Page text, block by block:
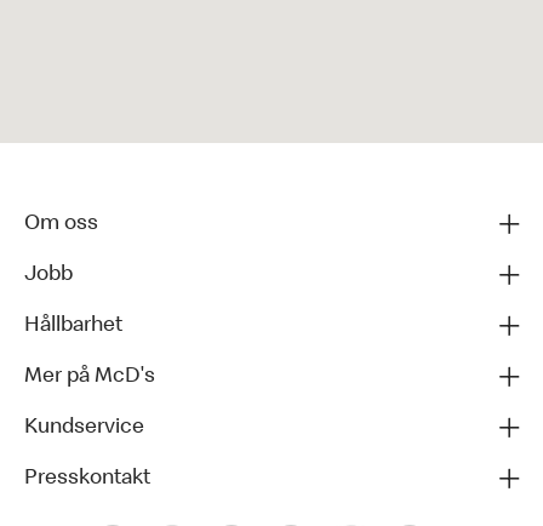
Om oss
Jobb
Hållbarhet
Mer på McD's
Kundservice
Presskontakt